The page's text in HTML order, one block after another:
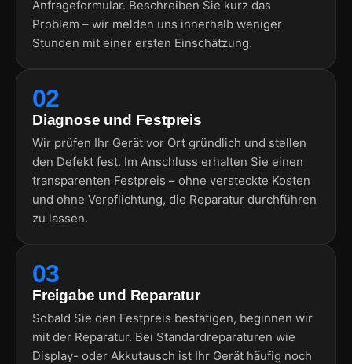
Anfrageformular. Beschreiben Sie kurz das
Problem – wir melden uns innerhalb weniger
Stunden mit einer ersten Einschätzung.
02
Diagnose und Festpreis
Wir prüfen Ihr Gerät vor Ort gründlich und stellen
den Defekt fest. Im Anschluss erhalten Sie einen
transparenten Festpreis – ohne versteckte Kosten
und ohne Verpflichtung, die Reparatur durchführen
zu lassen.
03
Freigabe und Reparatur
Sobald Sie den Festpreis bestätigen, beginnen wir
mit der Reparatur. Bei Standardreparaturen wie
Display- oder Akkutausch ist Ihr Gerät häufig noch